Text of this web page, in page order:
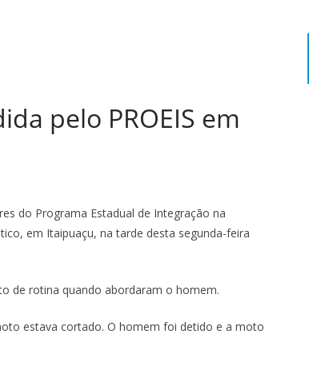
pelo PROEIS em
do Programa Estadual de Integração na
em Itaipuaçu, na tarde desta segunda-feira
de rotina quando abordaram o homem.
estava cortado. O homem foi detido e a moto